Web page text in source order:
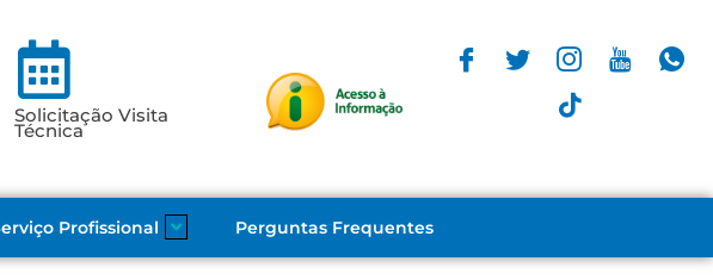
Solicitação Visita
Técnica
Profissional Perguntas Frequentes